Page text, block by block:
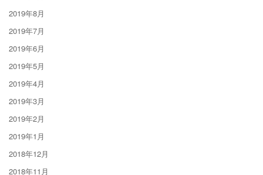
2019年8月
2019年7月
2019年6月
2019年5月
2019年4月
2019年3月
2019年2月
2019年1月
2018年12月
2018年11月